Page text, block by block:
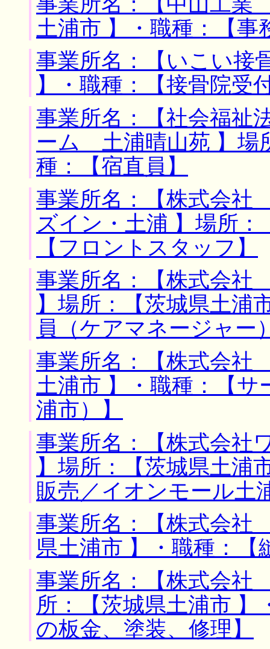
土浦市 】・職種：【事
事業所名：【いこい接
】・職種：【接骨院受
事業所名：【社会福
ーム 土浦晴山苑 】場
種：【宿直員】
事業所名：【株式会
ズイン・土浦 】場所
【フロントスタッフ】
事業所名：【株式会
】場所：【茨城県土浦
員（ケアマネージャー
事業所名：【株式会
土浦市 】・職種：【
浦市）】
事業所名：【株式会社
】場所：【茨城県土浦
販売／イオンモール土
事業所名：【株式会
県土浦市 】・職種：【
事業所名：【株式会
所：【茨城県土浦市
の板金、塗装、修理】